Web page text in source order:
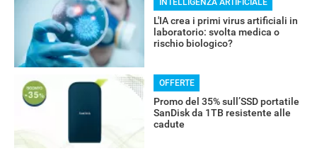
INTELLIGENZA ARTIFICIALE
L'IA crea i primi virus artificiali in
laboratorio: svolta medica o
rischio biologico?
OFFERTE
Promo del 35% sull’SSD portatile
SanDisk da 1TB resistente alle
cadute